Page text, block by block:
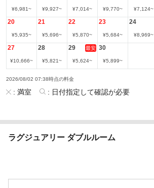
¥6,981~ ¥9,927~ ¥7,014~ ¥9,770~ ¥7,124~
20
¥5,935~
21
¥5,696~
22
¥5,870~
23
¥5,684~
24
¥8,969~
27
¥10,666~
28
¥5,821~
29 最安
¥5,624~
30
¥5,899~
2026/08/02 07:38時点の料金
: 満室 : 日付指定して確認が必要
ラグジュアリー ダブルルーム